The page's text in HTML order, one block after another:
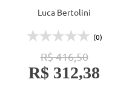
Luca Bertolini
(0)
R$ 416,50
R$ 312,38